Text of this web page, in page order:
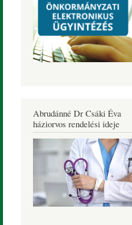
Abrudánné Dr Csáki Éva
háziorvos rendelési ideje